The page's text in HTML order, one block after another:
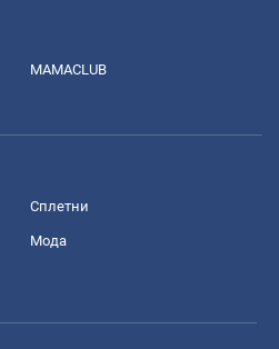
MAMACLUB
Сплетни
Мода